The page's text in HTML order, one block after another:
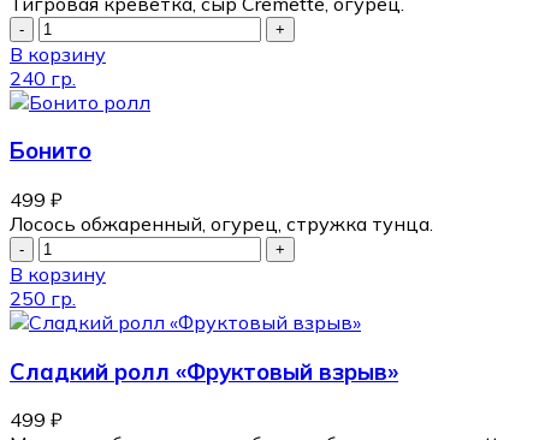
В корзину
240 гр.
Бонито
499 ₽
Лосось обжаренный, огурец, стружка тунца.
В корзину
250 гр.
Сладкий ролл «Фруктовый взрыв»
499 ₽